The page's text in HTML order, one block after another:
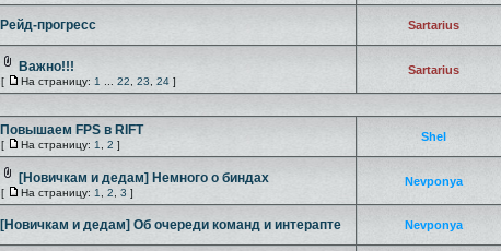
Рейд-прогресс Sartarius
Важно!!!
[ На страницу: 1 22 23 24 ]
Sartarius
Повышаем FPS в RIFT
[ На страницу: 1 2 ]
Shel
[Новичкам и дедам] Немного о биндах
[ На страницу: 1 2 3 ]
Nevponya
[Новичкам и дедам] Об очереди команд и интерапте Nevponya